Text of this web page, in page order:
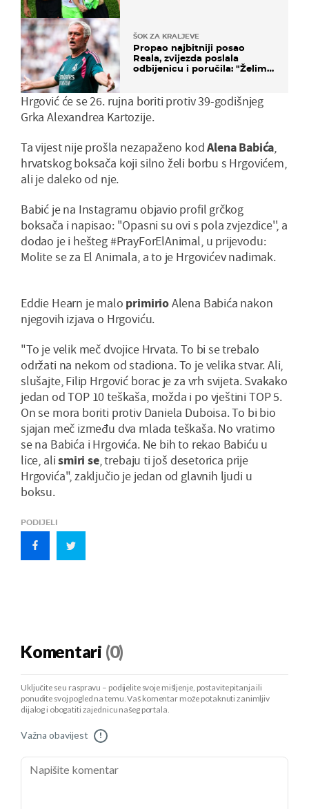
ŠOK ZA KRALJEVE
Propao najbitniji posao
Reala, zvijezda poslala
odbijenicu i poručila: "Želim
Hrgović će se 26. rujna boriti protiv 39-godišnjeg
Grka Alexandrea Kartozije.
Ta vijest nije prošla nezapaženo kodAlena Babića,
hrvatskog boksača koji silno želi borbu s Hrgovićem,
ali je daleko od nje.
Babić je na Instagramu objavio profil grčkog
boksača i napisao: ''Opasni su ovi s pola zvjezdice'', a
dodao je i hešteg #PrayForElAnimal, u prijevodu:
Molite se za El Animala, a to je Hrgovićev nadimak.
Eddie Hearn je malo primirioAlena Babića nakon
njegovih izjava o Hrgoviću.
"To je velik meč dvojice Hrvata. To bi se trebalo
održati na nekom od stadiona. To je velika stvar. Ali,
slušajte, Filip Hrgović borac je za vrh svijeta. Svakako
jedan od TOP 10 teškaša, možda i po vještini TOP 5.
On se mora boriti protiv Daniela Duboisa. To bi bio
sjajan meč između dva mlada teškaša. No vratimo
se na Babića i Hrgovića. Ne bih to rekao Babiću u
lice, alismiri se, trebaju ti još desetorica prije
Hrgovića", zaključio je jedan od glavnih ljudi u
boksu.
PODIJELI
Komentari (0)
Uključite se u raspravu – podijelite svoje mišljenje, postavite pitanja ili
ponudite svoj pogled na temu. Vaš komentar može potaknuti zanimljiv
dijalog i obogatiti zajednicu našeg portala.
Važna obavijest !